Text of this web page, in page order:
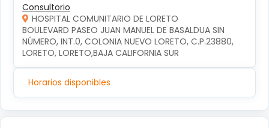
Consultorio
HOSPITAL COMUNITARIO DE LORETO
BOULEVARD PASEO JUAN MANUEL DE BASALDUA SIN
NÚMERO, INT.0, COLONIA NUEVO LORETO, C.P.23880,
LORETO, LORETO,BAJA CALIFORNIA SUR
Horarios disponibles